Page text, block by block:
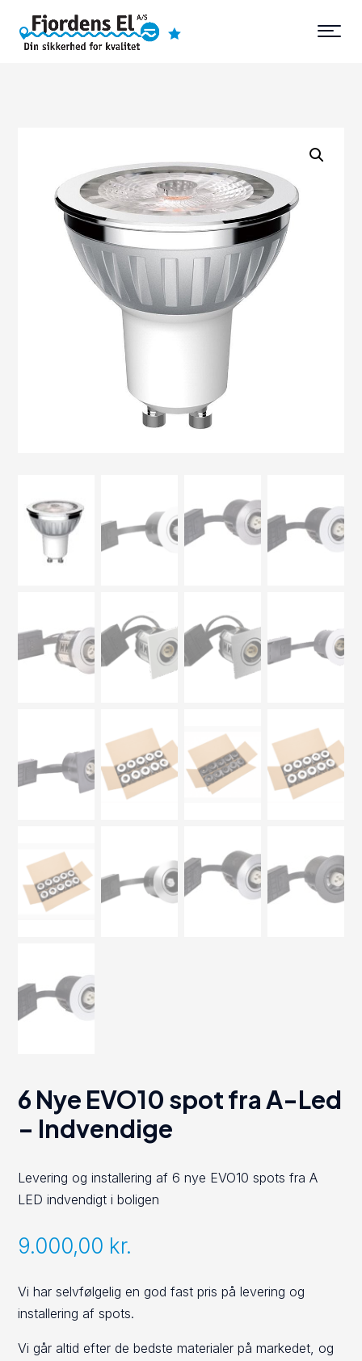
 Vi dækker Sjælland 
6 Nye EVO10 spot fra A-Led
– Indvendige
Levering og installering af 6 nye EVO10 spots fra A
LED indvendigt i boligen
9.000,00 kr.
Vi har selvfølgelig en god fast pris på levering og
installering af spots.
Vi går altid efter de bedste materialer på markedet, og